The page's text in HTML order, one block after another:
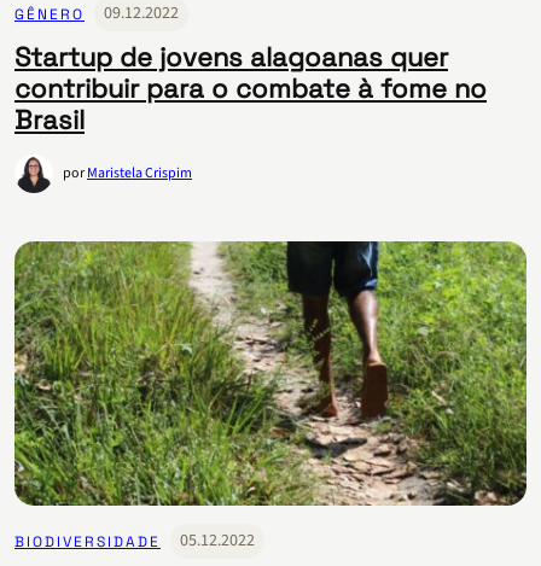
GÊNERO 09.12.2022
Startup de jovens alagoanas quer
contribuir para o combate à fome no
Brasil
porMaristela Crispim
BIODIVERSIDADE 05.12.2022